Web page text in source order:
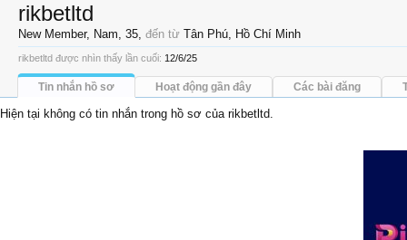
rikbetltd
New Member, Nam, 35, đến từ Tân Phú, Hồ Chí Minh
rikbetltd được nhìn thấy lần cuối: 12/6/25
Tin nhắn hồ sơ Hoạt động gần đây Các bài đăng
Hiện tại không có tin nhắn trong hồ sơ của rikbetltd.